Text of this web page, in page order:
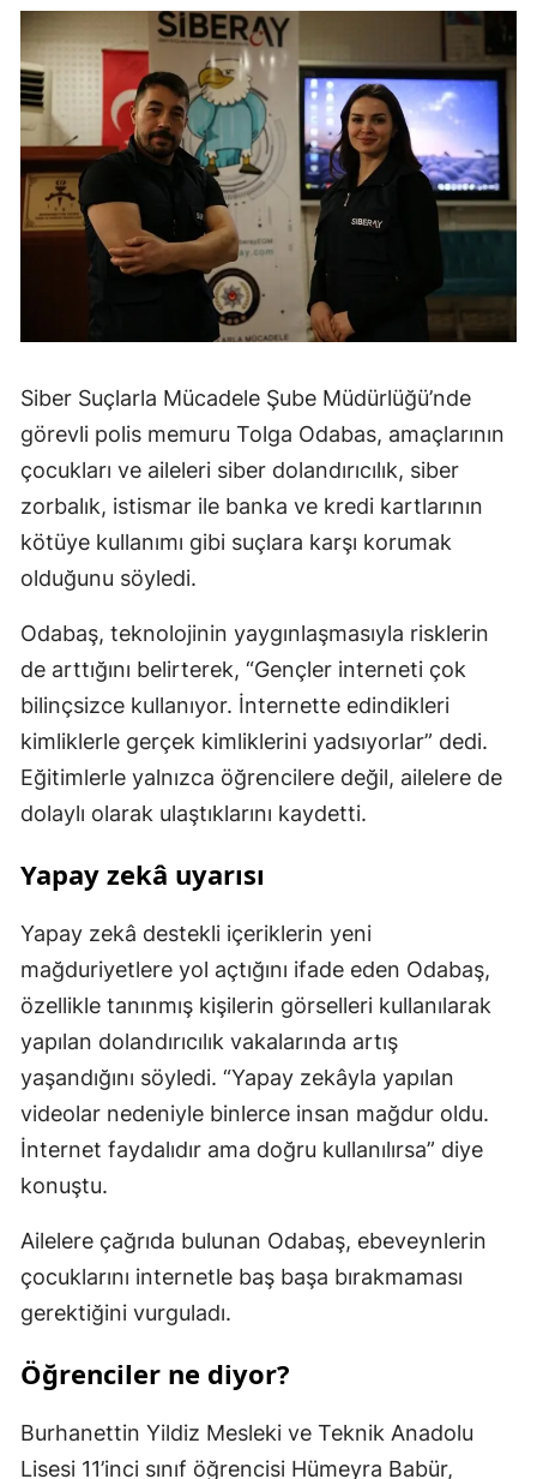
Siber Suçlarla Mücadele Şube Müdürlüğü’nde
görevli polis memuru Tolga Odabas, amaçlarının
çocukları ve aileleri siber dolandırıcılık, siber
zorbalık, istismar ile banka ve kredi kartlarının
kötüye kullanımı gibi suçlara karşı korumak
olduğunu söyledi.
Odabaş, teknolojinin yaygınlaşmasıyla risklerin
de arttığını belirterek, “Gençler interneti çok
bilinçsizce kullanıyor. İnternette edindikleri
kimliklerle gerçek kimliklerini yadsıyorlar” dedi.
Eğitimlerle yalnızca öğrencilere değil, ailelere de
dolaylı olarak ulaştıklarını kaydetti.
Yapay zekâ uyarısı
Yapay zekâ destekli içeriklerin yeni
mağduriyetlere yol açtığını ifade eden Odabaş,
özellikle tanınmış kişilerin görselleri kullanılarak
yapılan dolandırıcılık vakalarında artış
yaşandığını söyledi. “Yapay zekâyla yapılan
videolar nedeniyle binlerce insan mağdur oldu.
İnternet faydalıdır ama doğru kullanılırsa” diye
konuştu.
Ailelere çağrıda bulunan Odabaş, ebeveynlerin
çocuklarını internetle baş başa bırakmaması
gerektiğini vurguladı.
Öğrenciler ne diyor?
Burhanettin Yildiz Mesleki ve Teknik Anadolu
Lisesi 11’inci sınıf öğrencisi Hümeyra Babür,